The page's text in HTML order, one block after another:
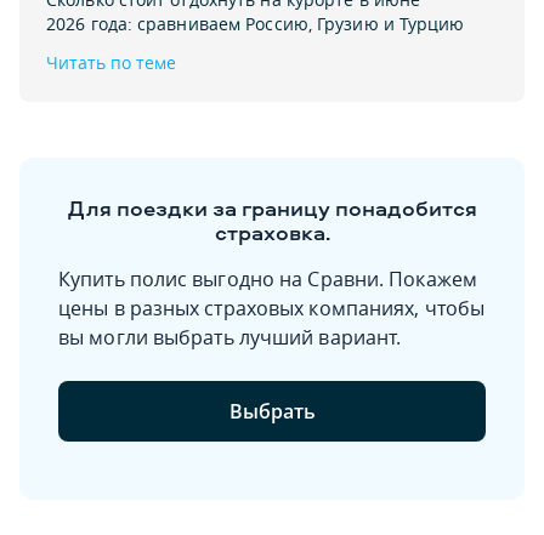
2026 года: сравниваем Россию‚ Грузию и Турцию
Читать по теме
Для поездки за границу понадобится
страховка.
Купить полис выгодно на Сравни. Покажем
цены в разных страховых компаниях, чтобы
вы могли выбрать лучший вариант.
Выбрать